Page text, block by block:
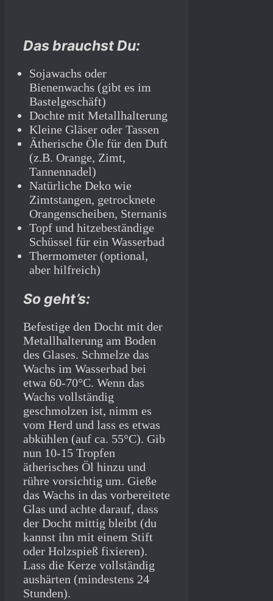
Das brauchst Du:
Sojawachs oder
Bienenwachs (gibt es im
Bastelgeschäft)
Dochte mit Metallhalterung
Kleine Gläser oder Tassen
Ätherische Öle für den Duft
(z.B. Orange, Zimt,
Tannennadel)
Natürliche Deko wie
Zimtstangen, getrocknete
Orangenscheiben, Sternanis
Topf und hitzebeständige
Schüssel für ein Wasserbad
Thermometer (optional,
aber hilfreich)
So geht’s:
Befestige den Docht mit der
Metallhalterung am Boden
des Glases. Schmelze das
Wachs im Wasserbad bei
etwa 60-70°C. Wenn das
Wachs vollständig
geschmolzen ist, nimm es
vom Herd und lass es etwas
abkühlen (auf ca. 55°C). Gib
nun 10-15 Tropfen
ätherisches Öl hinzu und
rühre vorsichtig um. Gieße
das Wachs in das vorbereitete
Glas und achte darauf, dass
der Docht mittig bleibt (du
kannst ihn mit einem Stift
oder Holzspieß fixieren).
Lass die Kerze vollständig
aushärten (mindestens 24
Stunden).